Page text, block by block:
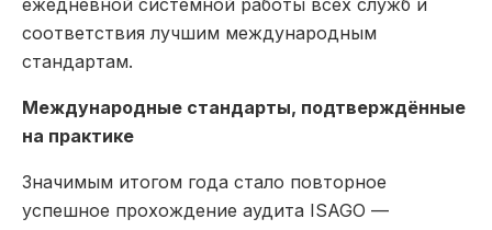
соответствия лучшим международным
стандартам.
Международные стандарты, подтверждённые
на практике
Значимым итогом года стало повторное
успешное прохождение аудита ISAGO —